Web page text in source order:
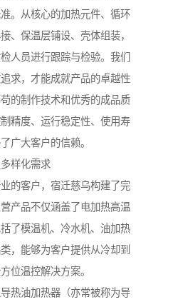
。从核心的加热元件、循环
、保温层铺设、壳体组装，
人员进行跟踪与检验。我们
求，才能成就产品的卓越性
的制作技术和优秀的成品质
精度、运行稳定性、使用寿
广大客户的信赖。
样化需求
的客户，宿迁慈乌构建了完
产品不仅涵盖了电加热高温
了模温机、冷水机、油加热
，能够为客户提供从冷却到
位温控解决方案。
热油加热器（亦常被称为导